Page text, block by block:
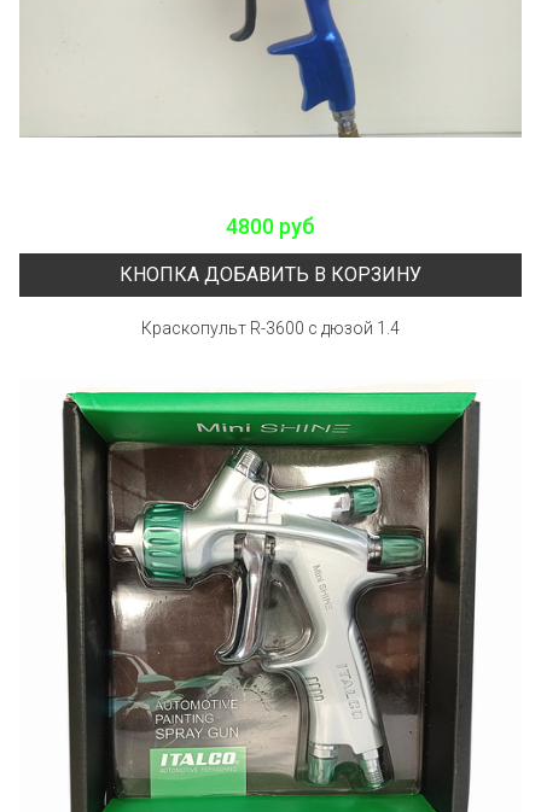
4800 руб
КНОПКА ДОБАВИТЬ В КОРЗИНУ
Краскопульт R-3600 с дюзой 1.4